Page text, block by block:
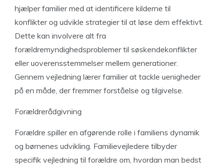
hjælper familier med at identificere kilderne til
konflikter og udvikle strategier til at løse dem effektivt.
Dette kan involvere alt fra
forældremyndighedsproblemer til søskendekonflikter
eller uoverensstemmelser mellem generationer.
Gennem vejledning lærer familier at tackle uenigheder
på en måde, der fremmer forståelse og tilgivelse.
Forældrerådgivning
Forældre spiller en afgørende rolle i familiens dynamik
og børnenes udvikling. Familievejledere tilbyder
specifik vejledning til forældre om, hvordan man bedst